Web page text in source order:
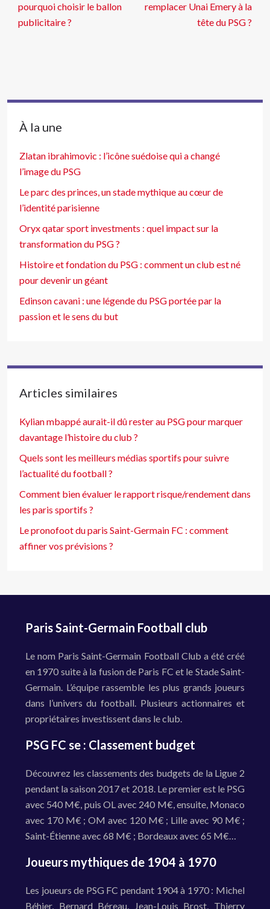
pourquoi choisir le ballon
publicitaire ?
remplacer Unai Emery à la
tête du PSG ?
À la une
Zlatan ibrahimovic : l’icône suédoise qui a changé
l’image du PSG
Le parc des princes, un stade mythique au cœur de
l’identité parisienne
Oryx qatar sport investments : quel impact sur la
transformation du PSG ?
Histoire et fondation du PSG : comment un club est né
pour devenir un géant
Edinson cavani : une légende du PSG portée par la
passion et le sens du but
Articles similaires
Kylian mbappé aurait-il dû rester au PSG pour marquer
davantage l’histoire du club ?
Quels sont les meilleurs médias sportifs pour suivre
l’actualité du football ?
Comment bien évaluer le rapport risque/rendement dans
les paris sportifs ?
Le pronofoot du paris Saint-Germain FC : comment
affiner vos prévisions ?
Paris Saint-Germain Football club
Le nom Paris Saint-Germain Football Club a été créé
en 1970 suite à la fusion de Paris FC et le Stade Saint-
Germain. L’équipe rassemble les plus grands joueurs
dans l’univers du football. Plusieurs actionnaires et
propriétaires investissent dans le club.
PSG FC se : Classement budget
Découvrez les classements des budgets de la Ligue 2
pendant la saison 2017 et 2018. Le premier est le PSG
avec 540 M€, puis OL avec 240 M€, ensuite, Monaco
avec 170 M€ ; OM avec 120 M€ ; Lille avec 90 M€ ;
Saint-Étienne avec 68 M€ ; Bordeaux avec 65 M€…
Joueurs mythiques de 1904 à 1970
Les joueurs de PSG FC pendant 1904 à 1970 : Michel
Béhier, Bernard Béreau, Jean-Louis Brost, Thierry